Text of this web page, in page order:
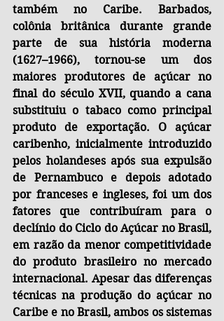
também no Caribe. Barbados,
colônia britânica durante grande
parte de sua história moderna
(1627–1966), tornou-se um dos
maiores produtores de açúcar no
final do século XVII, quando a cana
substituiu o tabaco como principal
produto de exportação. O açúcar
caribenho, inicialmente introduzido
pelos holandeses após sua expulsão
de Pernambuco e depois adotado
por franceses e ingleses, foi um dos
fatores que contribuíram para o
declínio do Ciclo do Açúcar no Brasil,
em razão da menor competitividade
do produto brasileiro no mercado
internacional. Apesar das diferenças
técnicas na produção do açúcar no
Caribe e no Brasil, ambos os sistemas